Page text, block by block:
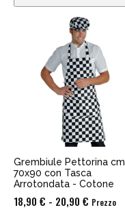
Grembiule Pettorina cm
70x90 con Tasca
Arrotondata - Cotone
18,90 € - 20,90 € Fascia
Prezzo